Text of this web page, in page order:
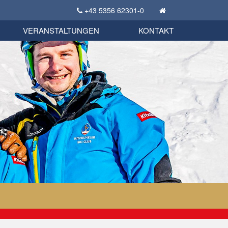
+43 5356 62301-0
KSC Sportgeschichte
Bekleidungsshop
VERANSTALTUNGEN KONTAKT